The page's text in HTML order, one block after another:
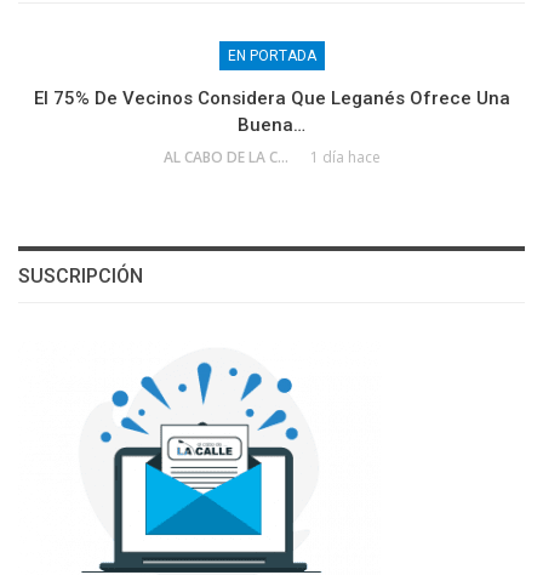
EN PORTADA
El 75% De Vecinos Considera Que Leganés Ofrece Una
Buena…
AL CABO DE LA CALLE 1 día hace
SUSCRIPCIÓN